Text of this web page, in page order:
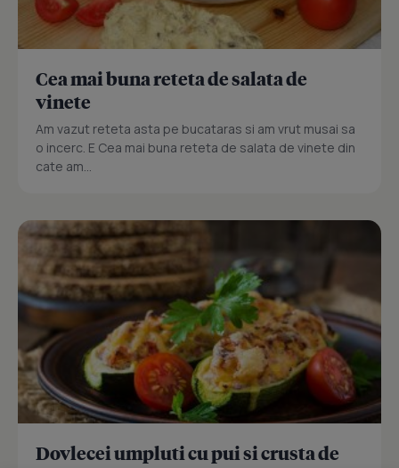
Cea mai buna reteta de salata de
vinete
Am vazut reteta asta pe bucataras si am vrut musai sa
o incerc. E Cea mai buna reteta de salata de vinete din
cate am...
Dovlecei umpluti cu pui si crusta de